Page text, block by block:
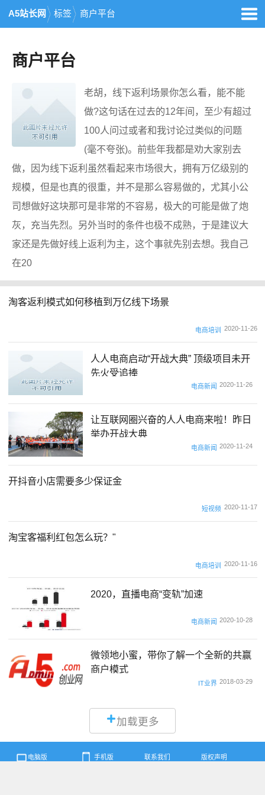
A5站长网 标签 商户平台
商户平台
老胡，线下返利场景你怎么看，能不能
做?这句话在过去的12年间，至少有超过
100人问过或者和我讨论过类似的问题
(毫不夸张)。前些年我都是劝大家别去
做，因为线下返利虽然看起来市场很大，拥有万亿级别的
规模，但是也真的很重，并不是那么容易做的，尤其小公
司想做好这块那可是非常的不容易，极大的可能是做了炮
灰，充当先烈。另外当时的条件也极不成熟，于是建议大
家还是先做好线上返利为主，这个事就先别去想。我自己
在20
淘客返利模式如何移植到万亿线下场景
电商培训 2020-11-26
人人电商启动“开战大典” 顶级项目未开
先火受追捧
电商新闻 2020-11-26
让互联网圈兴奋的人人电商来啦！昨日
举办开战大典
电商新闻 2020-11-24
开抖音小店需要多少保证金
短视频 2020-11-17
淘宝客福利红包怎么玩？"
电商培训 2020-11-16
2020，直播电商“变轨”加速
电商新闻 2020-10-28
微领地小蜜，带你了解一个全新的共赢
商户模式
IT业界 2018-03-29
加载更多
电脑版 手机版 联系我们 版权声明